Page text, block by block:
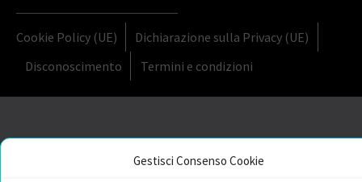
Gestisci Consenso Cookie
Cookie Policy (UE)
Dichiarazione sulla Privacy (UE)
Disconoscimento
Termini e condizioni